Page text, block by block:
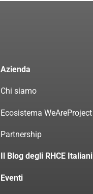
Azienda
Chi siamo
Ecosistema WeAreProject
Partnership
Il Blog degli RHCE Italiani
Eventi